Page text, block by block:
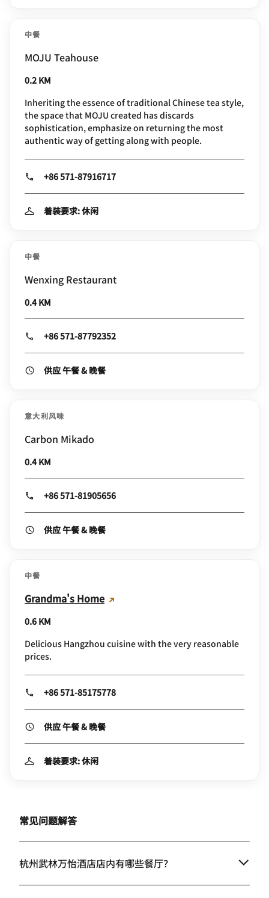
中餐
MOJU Teahouse
0.2 KM
Inheriting the essence of traditional Chinese tea style,
the space that MOJU created has discards
sophistication, emphasize on returning the most
authentic way of getting along with people.
+86 571-87916717
着装要求: 休闲
中餐
Wenxing Restaurant
0.4 KM
+86 571-87792352
供应 午餐 & 晚餐
意大利风味
Carbon Mikado
0.4 KM
+86 571-81905656
供应 午餐 & 晚餐
中餐
Grandma's Home
0.6 KM
Delicious Hangzhou cuisine with the very reasonable
prices.
+86 571-85175778
供应 午餐 & 晚餐
着装要求: 休闲
常见问题解答
杭州武林万怡酒店店内有哪些餐厅？